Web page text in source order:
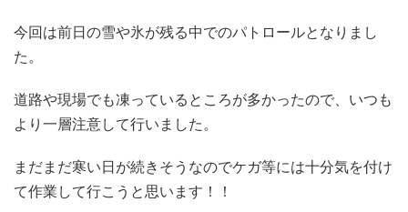
今回は前日の雪や氷が残る中でのパトロールとなりまし
た。
道路や現場でも凍っているところが多かったので、いつも
より一層注意して行いました。
まだまだ寒い日が続きそうなのでケガ等には十分気を付け
て作業して行こうと思います！！